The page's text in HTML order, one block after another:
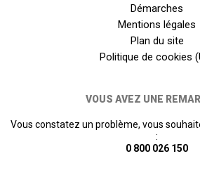
Démarches
Mentions légales
Plan du site
Politique de cookies
VOUS AVEZ UNE
Vous constatez un problème, vous
:
0 800 026 150